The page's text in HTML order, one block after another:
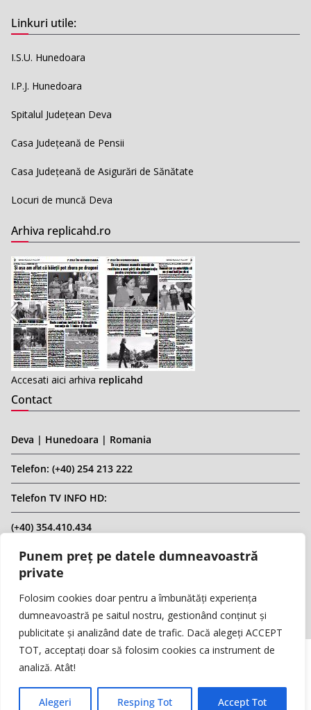
Punem preț pe datele dumneavoastră
private
Folosim cookies doar pentru a îmbunătăți experiența
dumneavoastră pe saitul nostru, gestionând conținut și
publicitate și analizând date de trafic. Dacă alegeți ACCEPT
TOT, acceptați doar să folosim cookies ca instrument de
analiză. Atât!
Alegeri Resping Tot Accept Tot
Linkuri utile:
I.S.U. Hunedoara
I.P.J. Hunedoara
Spitalul Județean Deva
Casa Județeană de Pensii
Casa Județeană de Asigurări de Sănătate
Locuri de muncă Deva
Arhiva replicahd.ro
Accesati aici arhiva replicahd
Contact
Deva | Hunedoara | Romania
Telefon: (+40) 254 213 222
Telefon TV INFO HD:
(+40) 354.410.434
Email: infohd20@gmail.com
Website: www.replicahd.ro